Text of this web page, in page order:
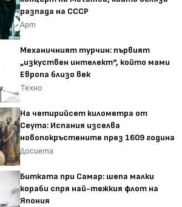
разпада на СССР
Арт
Механичният турчин: първият
„изкуствен интелект“, който мами
Европа близо век
Техно
На четирийсет километра от
Сеута: Испания изселва
новопокръстените през 1609 година
Досиета
Битката при Самар: шепа малки
кораби спря най-тежкия флот на
Япония